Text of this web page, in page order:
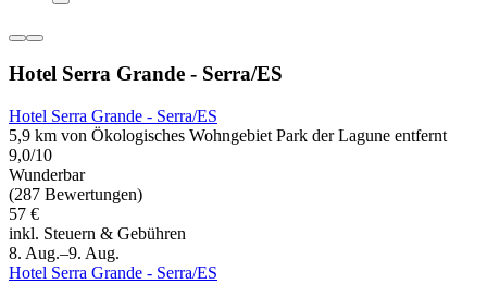
Hotel Serra Grande - Serra/ES
Hotel Serra Grande - Serra/ES
5,9 km von Ökologisches Wohngebiet Park der Lagune entfernt
9,0/10
Wunderbar
(287 Bewertungen)
57 €
inkl. Steuern & Gebühren
8. Aug.–9. Aug.
Hotel Serra Grande - Serra/ES